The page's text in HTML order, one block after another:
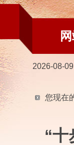
2026-08-
您现在
“十